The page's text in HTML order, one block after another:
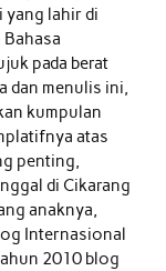
yang lahir di
pada berat
dan menulis ini,
kumpulan
atas
penting,
di Cikarang
anaknya,
Internasional
2010 blog